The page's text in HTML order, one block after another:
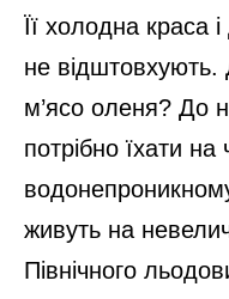
Її холодна краса
не
м’ясо оленя? До
потрібно їхати на
живуть на
Північного